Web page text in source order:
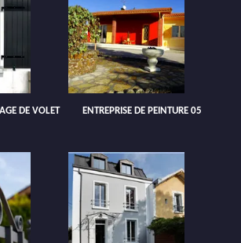
DE VOLET
ENTREPRISE DE PEINTURE 05